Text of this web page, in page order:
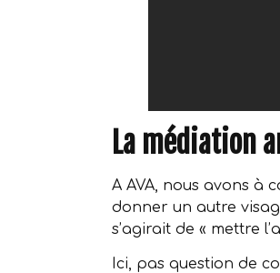
La médiation
A AVA, nous avons à
donner un autre
s’agirait de « mettre
Ici, pas question de